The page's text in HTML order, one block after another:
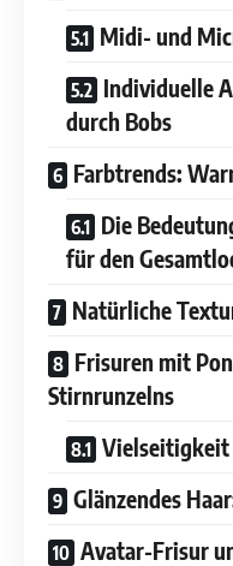
Midi- und
Individuelle
durch Bobs
Farbtrends:
Die
für den
Natürliche
Frisuren mit
Stirnrunzelns
Vielseitigkeit
Glänzendes
Avatar-Frisur